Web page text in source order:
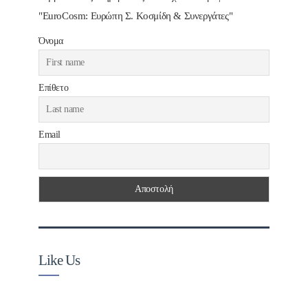
"EuroCosm: Ευρώπη Σ. Κοσμίδη & Συνεργάτες"
Όνομα
Επίθετο
Email
Like Us